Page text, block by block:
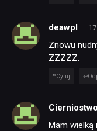
deawpl
Znowu
ZZZZZ.
Cytuj
Mam wielką